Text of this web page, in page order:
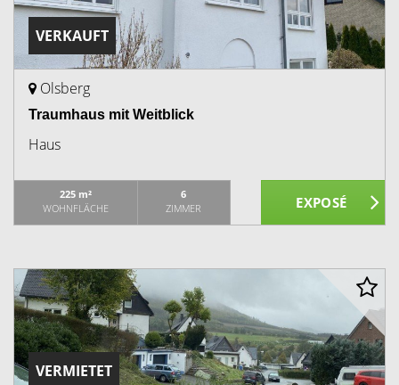
VERKAUFT
Olsberg
Traumhaus mit Weitblick
Haus
225 m²
WOHNFLÄCHE
6
ZIMMER
VERMIETET